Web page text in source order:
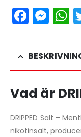
Vad är
DRIPPED Salt –
nikotinsalt,